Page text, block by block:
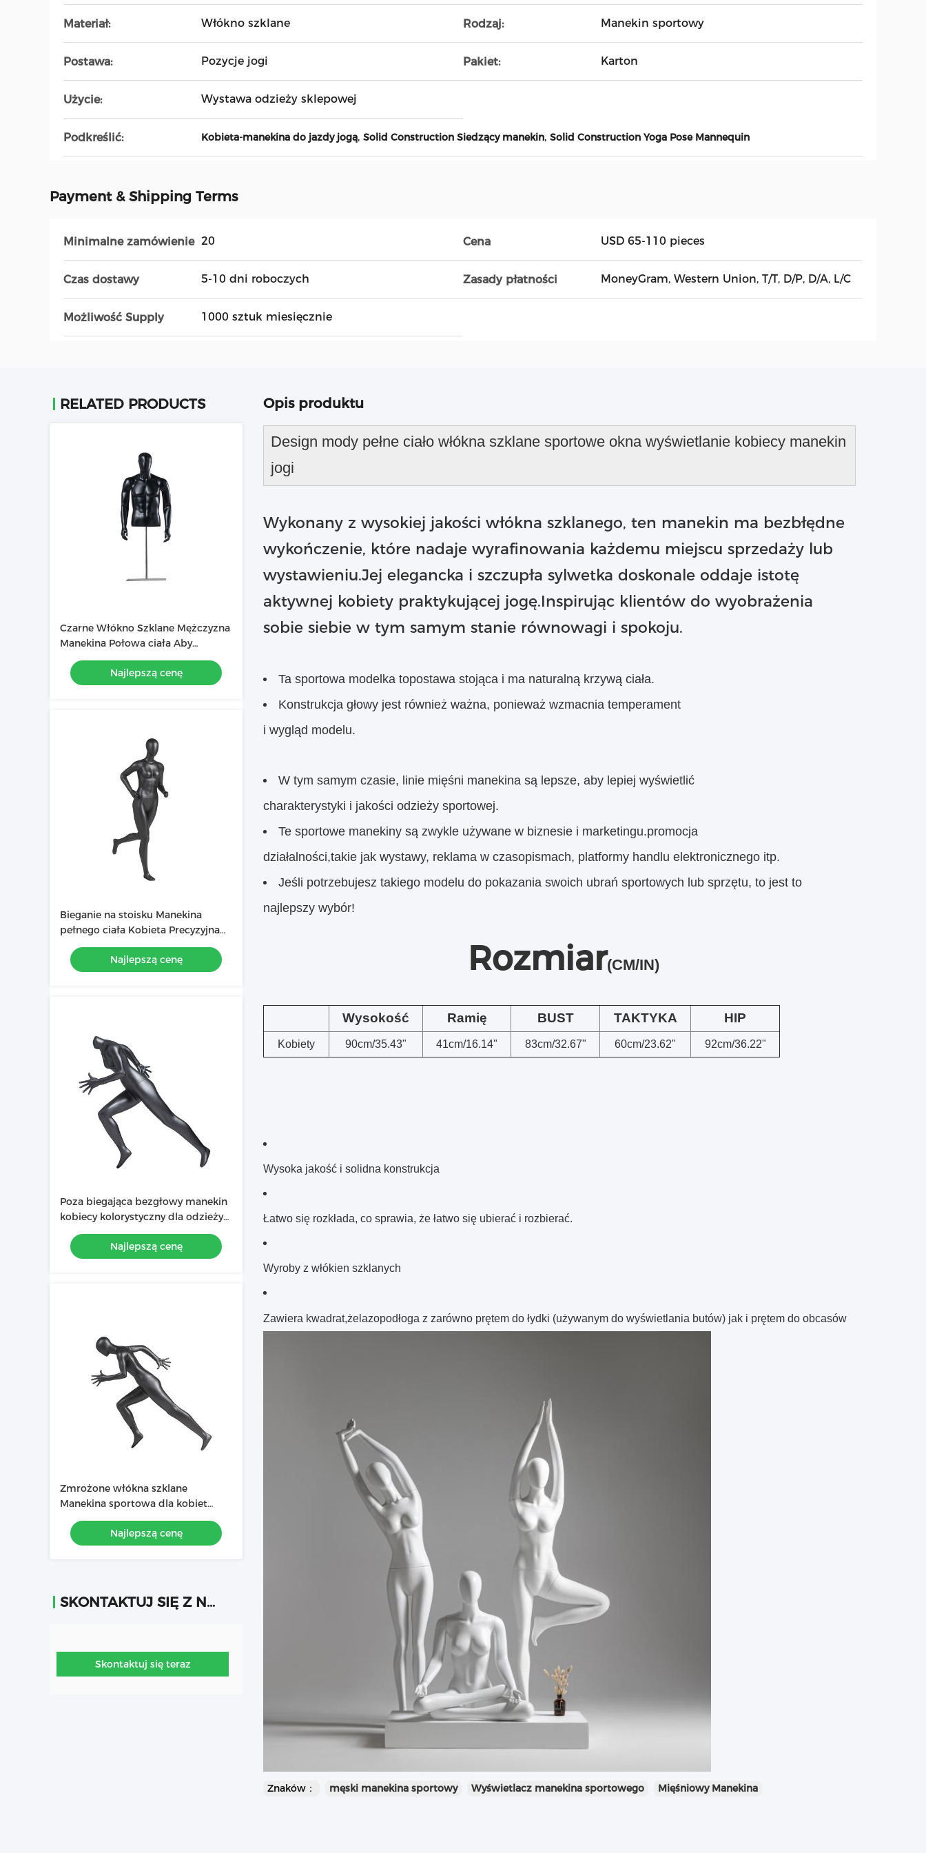
Materiał: Włókno szklane Rodzaj: Manekin sportowy
Postawa: Pozycje jogi Pakiet: Karton
Użycie: Wystawa odzieży sklepowej
Podkreślić: Kobieta-manekina do jazdy jogą, Solid Construction Siedzący manekin, Solid Construction Yoga Pose Mannequin
Payment & Shipping Terms
Minimalne zamówienie 20 Cena USD 65-110 pieces
Czas dostawy 5-10 dni roboczych Zasady płatności MoneyGram, Western Union, T/T, D/P, D/A, L/C
Możliwość Supply 1000 sztuk miesięcznie
RELATED PRODUCTS
Czarne Włókno Szklane Mężczyzna
Manekina Połowa ciała Aby
Pokazać Mięśnie
Najlepszą cenę
Bieganie na stoisku Manekina
pełnego ciała Kobieta Precyzyjna
proporcja do pokazywania ubrań
Najlepszą cenę
Poza biegająca bezgłowy manekin
kobiecy kolorystyczny dla odzieży
sportowej
Najlepszą cenę
Zmrożone włókna szklane
Manekina sportowa dla kobiet
Czarna do reklamy w
czasopismachNajlepszą cenę
SKONTAKTUJ SIĘ Z NAMI
Skontaktuj się teraz
Opis produktu
Design mody pełne ciało włókna szklane sportowe okna wyświetlanie kobiecy manekin
jogi
Wykonany z wysokiej jakości włókna szklanego, ten manekin ma bezbłędne
wykończenie, które nadaje wyrafinowania każdemu miejscu sprzedaży lub
wystawieniu.Jej elegancka i szczupła sylwetka doskonale oddaje istotę
aktywnej kobiety praktykującej jogę.Inspirując klientów do wyobrażenia
sobie siebie w tym samym stanie równowagi i spokoju.
Ta sportowa modelka topostawa stojąca i ma naturalną krzywą ciała.
Konstrukcja głowy jest również ważna, ponieważ wzmacnia temperament
i wygląd modelu.
W tym samym czasie, linie mięśni manekina są lepsze, aby lepiej wyświetlić
charakterystyki i jakości odzieży sportowej.
Te sportowe manekiny są zwykle używane w biznesie i marketingu.promocja
działalności,takie jak wystawy, reklama w czasopismach, platformy handlu elektronicznego itp.
Jeśli potrzebujesz takiego modelu do pokazania swoich ubrań sportowych lub sprzętu, to jest to
najlepszy wybór!
Rozmiar(CM/IN)
Wysokość Ramię BUST TAKTYKA HIP
Kobiety 90cm/35.43" 41cm/16.14" 83cm/32.67" 60cm/23.62" 92cm/36.22"
Wysoka jakość i solidna konstrukcja
Łatwo się rozkłada, co sprawia, że łatwo się ubierać i rozbierać.
Wyroby z włókien szklanych
Zawiera kwadrat,żelazopodłoga z zarówno prętem do łydki (używanym do wyświetlania butów) jak i prętem do obcasów
Znaków： męski manekina sportowy Wyświetlacz manekina sportowego Mięśniowy Manekina